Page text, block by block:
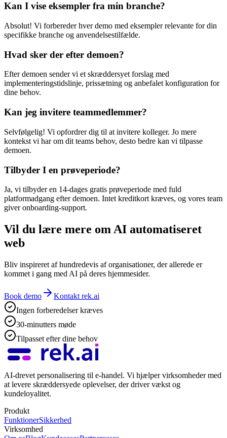
Kan I vise eksempler fra min branche?
Absolut! Vi forbereder hver demo med eksempler relevante for din
specifikke branche og anvendelsestilfælde.
Hvad sker der efter demoen?
Efter demoen sender vi et skræddersyet forslag med
implementeringstidslinje, prissætning og anbefalet konfiguration for
dine behov.
Kan jeg invitere teammedlemmer?
Selvfølgelig! Vi opfordrer dig til at invitere kolleger. Jo mere
kontekst vi har om dit teams behov, desto bedre kan vi tilpasse
demoen.
Tilbyder I en prøveperiode?
Ja, vi tilbyder en 14-dages gratis prøveperiode med fuld
platformadgang efter demoen. Intet kreditkort kræves, og vores team
giver onboarding-support.
Vil du lære mere om AI automatiseret
web
Bliv inspireret af hundredevis af organisationer, der allerede er
kommet i gang med AI på deres hjemmesider.
Book demo
Kontakt rek.ai
Ingen forberedelser kræves
30-minutters møde
Tilpasset efter dine behov
AI-drevet personalisering til e-handel. Vi hjælper virksomheder med
at levere skræddersyede oplevelser, der driver vækst og
kundeloyalitet.
Produkt
FunktionerSikkerhed
Virksomhed